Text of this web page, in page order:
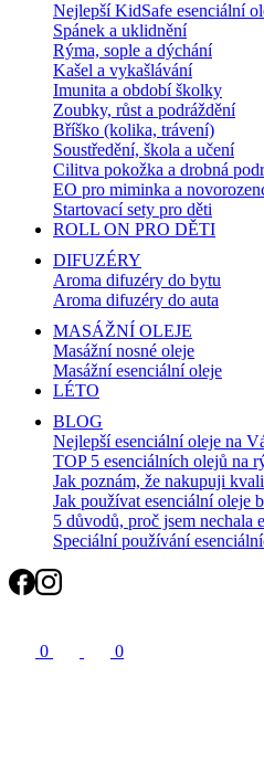
Nejlepší KidSafe esenciální
Spánek a uklidnění
Rýma, sople a dýchání
Kašel a vykašlávání
Imunita a období školky
Zoubky, růst a podráždění
Bříško (kolika, trávení)
Soustředění, škola a učení
Cilitva pokožka a drobná
EO pro miminka a
Startovací sety pro děti
ROLL ON PRO DĚTI
DIFUZÉRY
Aroma difuzéry do bytu
Aroma difuzéry do auta
MASÁŽNÍ OLEJE
Masážní nosné oleje
Masážní esenciální oleje
LÉTO
BLOG
Nejlepší esenciální oleje na
TOP 5 esenciálních olejů na
Jak poznám, že nakupuji
Jak používat esenciální oleje
5 důvodů, proč jsem nechala
Speciální používání
0 0